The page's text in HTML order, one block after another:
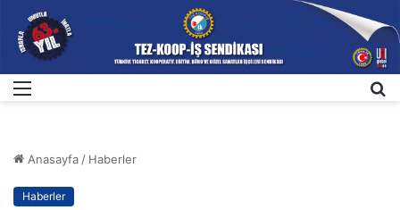
Anasayfa/ Haberler
Haberler